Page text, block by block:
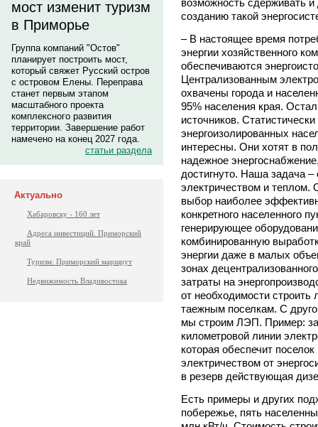
мост изменит туризм
в Приморье
Группа компаний "Остов"
планирует построить мост,
который свяжет Русский остров
с островом Елены. Переправа
станет первым этапом
масштабного проекта
комплексного развития
территории. Завершение работ
намечено на конец 2027 года.
статьи раздела
Актуально
Хабаровску - 160 лет
Адреса инвестиций. Приморский
край
Туризм: Приморский маршрут
Недвижимость Владивостока
созданию такой
– В настоящее время
энергии хозяйственного
обеспечиваются
Централизованным
охвачены города и
95% населения края.
источников.
энергоизолированных
интересны. Они хотят в
надежное
достигнуто. Наша задача
электричеством и теплом.
выбор наиболее
конкретного населенного
генерирующее
комбинированную
энергии даже в малых
зонах
затраты на
от необходимости
таежным поселкам. С
мы строим ЛЭП. Пример:
километровой линии
которая обеспечит
электричеством от
в резерв действующая
Есть примеры и других
побережье, пять